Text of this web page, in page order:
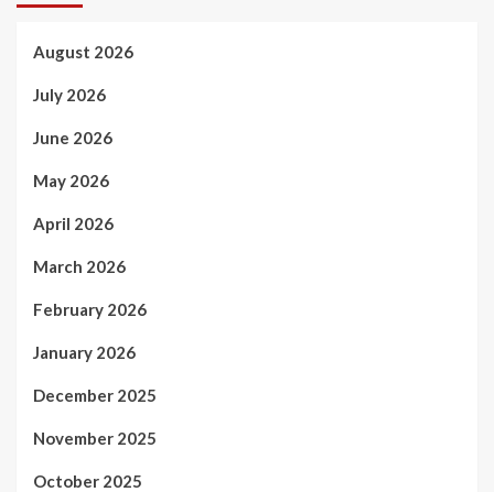
August 2026
July 2026
June 2026
May 2026
April 2026
March 2026
February 2026
January 2026
December 2025
November 2025
October 2025